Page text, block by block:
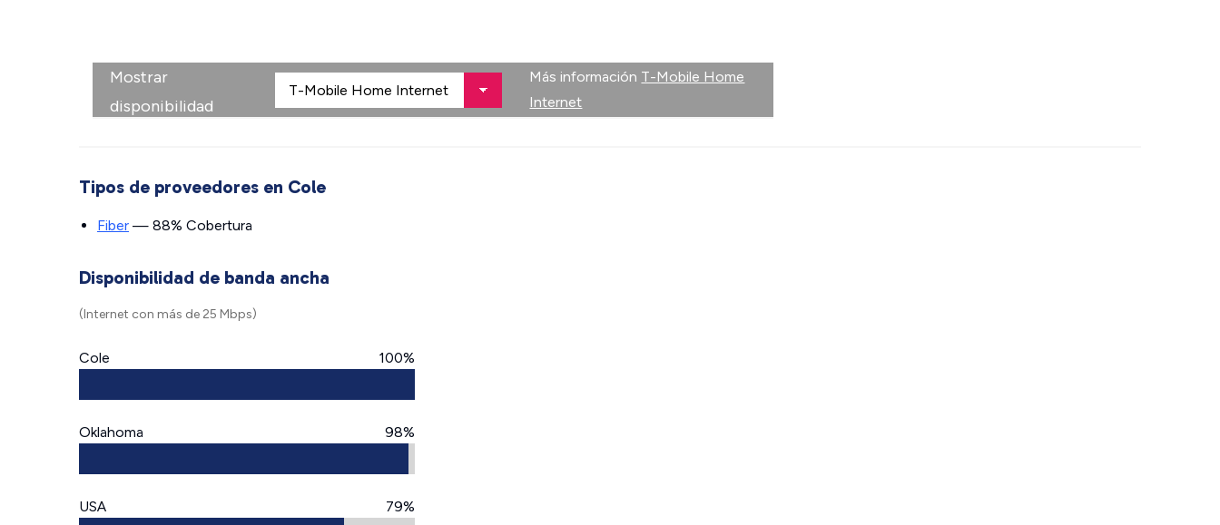
Mostrar
disponibilidad
Más información T-Mobile Home
Internet
Tipos de proveedores en Cole
Fiber — 88% Cobertura
Disponibilidad de banda ancha
(Internet con más de 25 Mbps)
Cole 100%
Oklahoma 98%
USA 79%